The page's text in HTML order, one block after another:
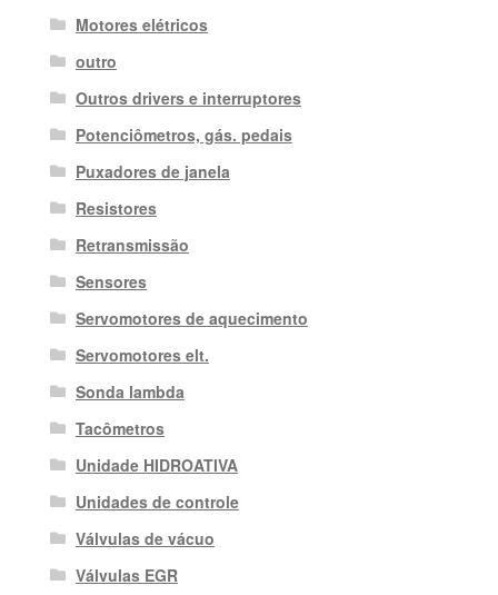
Motores elétricos
outro
Outros drivers e interruptores
Potenciômetros, gás. pedais
Puxadores de janela
Resistores
Retransmissão
Sensores
Servomotores de aquecimento
Servomotores elt.
Sonda lambda
Tacômetros
Unidade HIDROATIVA
Unidades de controle
Válvulas de vácuo
Válvulas EGR